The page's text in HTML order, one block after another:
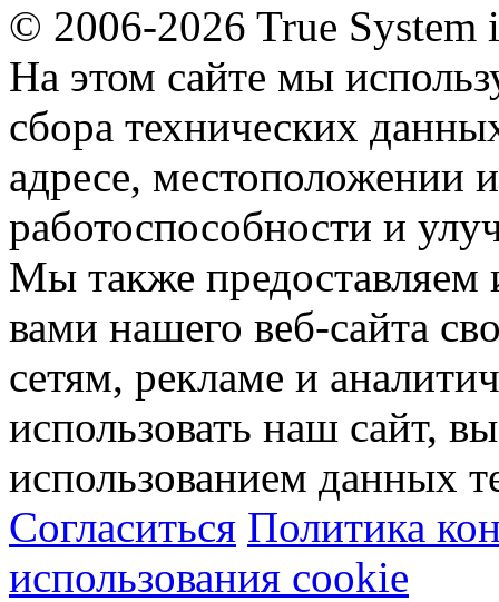
© 2006-2026 True System
На этом сайте мы
сбора технических
адресе, местоположении
работоспособности и
Мы также
вами нашего веб-сайта
сетям, рекламе и
использовать наш сайт,
использованием данных
Согласиться Политика
использования cookie